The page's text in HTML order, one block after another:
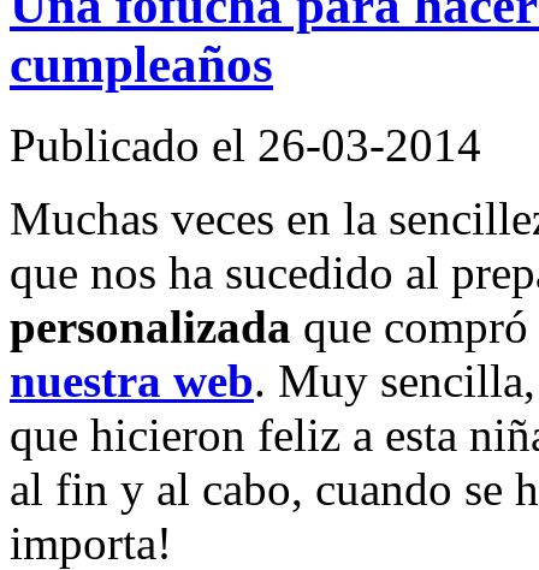
cumpleaños
Publicado el 26-03-2014
Muchas veces en la
que nos ha sucedido al
personalizada que
nuestra web. Muy
que hicieron feliz a esta
al fin y al cabo, cuando se
importa!